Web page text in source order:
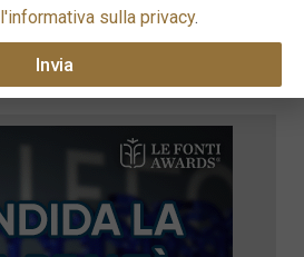
l'informativa sulla privacy.
Invia